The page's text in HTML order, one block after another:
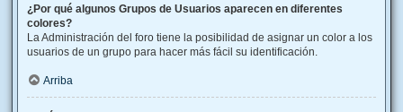
¿Por qué algunos Grupos de Usuarios aparecen en diferentes
colores?
La Administración del foro tiene la posibilidad de asignar un color a los
usuarios de un grupo para hacer más fácil su identificación.
Arriba